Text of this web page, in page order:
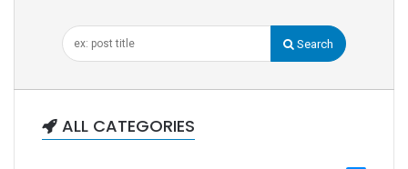
Search
ALL CATEGORIES